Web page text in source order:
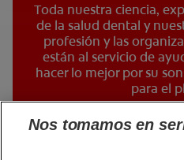
Toda nuestra ciencia,
de la salud dental y
profesión y las
están al servicio de
hacer lo mejor por su
para el
Nos tomamos en